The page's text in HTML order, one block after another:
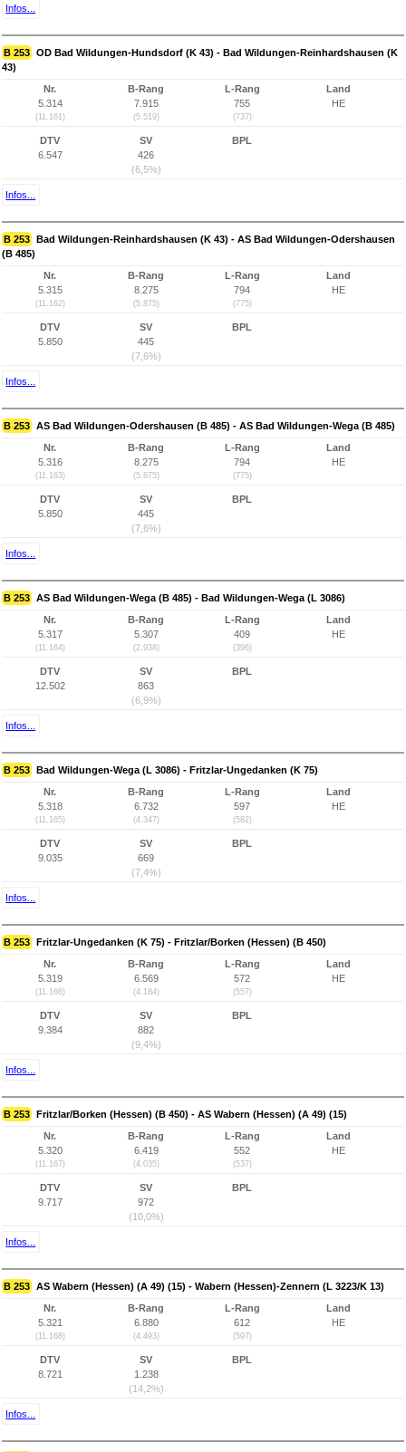
Infos...
B 253 OD Bad Wildungen-Hundsdorf (K 43) - Bad Wildungen-Reinhardshausen (K
43)
Nr.
5.314
(11.161)
B-Rang
7.915
(5.519)
L-Rang
755
(737)
Land
HE
DTV
6.547
SV
426
(6,5%)
BPL
Infos...
B 253 Bad Wildungen-Reinhardshausen (K 43) - AS Bad Wildungen-Odershausen
(B 485)
Nr.
5.315
(11.162)
B-Rang
8.275
(5.875)
L-Rang
794
(775)
Land
HE
DTV
5.850
SV
445
(7,6%)
BPL
Infos...
B 253 AS Bad Wildungen-Odershausen (B 485) - AS Bad Wildungen-Wega (B 485)
Nr.
5.316
(11.163)
B-Rang
8.275
(5.875)
L-Rang
794
(775)
Land
HE
DTV
5.850
SV
445
(7,6%)
BPL
Infos...
B 253 AS Bad Wildungen-Wega (B 485) - Bad Wildungen-Wega (L 3086)
Nr.
5.317
(11.164)
B-Rang
5.307
(2.938)
L-Rang
409
(396)
Land
HE
DTV
12.502
SV
863
(6,9%)
BPL
Infos...
B 253 Bad Wildungen-Wega (L 3086) - Fritzlar-Ungedanken (K 75)
Nr.
5.318
(11.165)
B-Rang
6.732
(4.347)
L-Rang
597
(582)
Land
HE
DTV
9.035
SV
669
(7,4%)
BPL
Infos...
B 253 Fritzlar-Ungedanken (K 75) - Fritzlar/Borken (Hessen) (B 450)
Nr.
5.319
(11.166)
B-Rang
6.569
(4.184)
L-Rang
572
(557)
Land
HE
DTV
9.384
SV
882
(9,4%)
BPL
Infos...
B 253 Fritzlar/Borken (Hessen) (B 450) - AS Wabern (Hessen) (A 49) (15)
Nr.
5.320
(11.167)
B-Rang
6.419
(4.035)
L-Rang
552
(537)
Land
HE
DTV
9.717
SV
972
(10,0%)
BPL
Infos...
B 253 AS Wabern (Hessen) (A 49) (15) - Wabern (Hessen)-Zennern (L 3223/K 13)
Nr.
5.321
(11.168)
B-Rang
6.880
(4.493)
L-Rang
612
(597)
Land
HE
DTV
8.721
SV
1.238
(14,2%)
BPL
Infos...